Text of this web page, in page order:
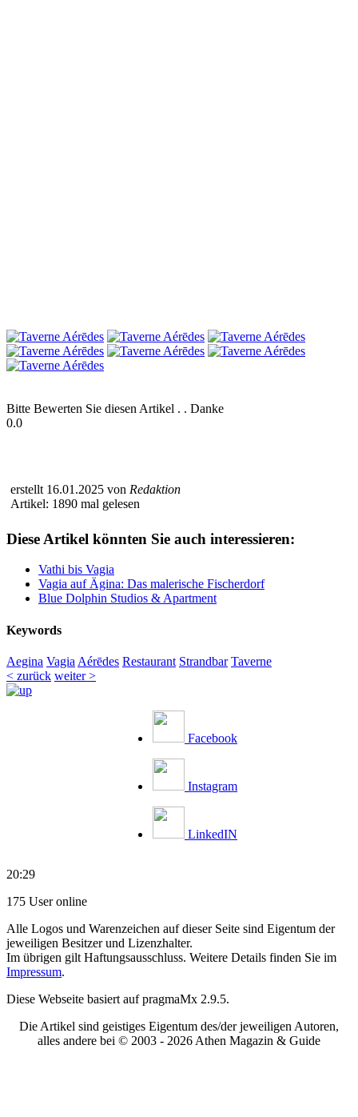
Bitte Bewerten Sie diesen Artikel . . Danke
0.0
erstellt 16.01.2025 von Redaktion
Artikel: 1890 mal gelesen
Diese Artikel könnten Sie auch interessieren:
Vathi bis Vagia
Vagia auf Ägina: Das malerische Fischerdorf
Blue Dolphin Studios & Apartment
Keywords
Aegina Vagia Aérēdes Restaurant Strandbar Taverne
< zurück weiter >
Facebook
Instagram
LinkedIN
20:29
175 User online
Alle Logos und Warenzeichen auf dieser Seite sind Eigentum der
jeweiligen Besitzer und Lizenzhalter.
Im übrigen gilt Haftungsausschluss. Weitere Details finden Sie im
Impressum.
Diese Webseite basiert auf pragmaMx 2.9.5.
Die Artikel sind geistiges Eigentum des/der jeweiligen Autoren,
alles andere bei © 2003 - 2026 Athen Magazin & Guide